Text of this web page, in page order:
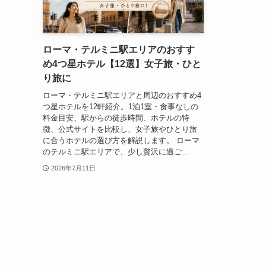
ローマ・テルミニ駅エリアのおすす
め4つ星ホテル【12選】女子旅・ひと
り旅に
ローマ・テルミニ駅エリアと周辺のおすすめ4
つ星ホテルを12軒紹介。1泊1室・食事なしの
料金目安、駅からの徒歩時間、ホテルの特
徴、公式サイトを比較し、女子旅やひとり旅
に合うホテルの選び方を解説します。 ローマ
のテルミニ駅エリアで、少し贅沢に過ご...
2026年7月11日